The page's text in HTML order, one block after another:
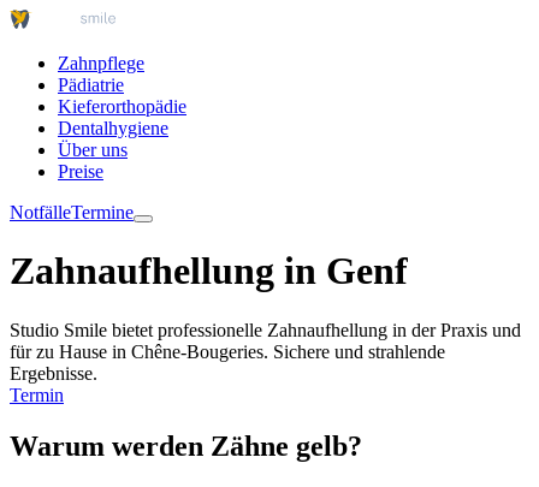
Zahnpflege
Pädiatrie
Kieferorthopädie
Dentalhygiene
Über uns
Preise
NotfälleTermine
Zahnaufhellung in Genf
Studio Smile bietet professionelle Zahnaufhellung in der Praxis und
für zu Hause in Chêne-Bougeries. Sichere und strahlende
Ergebnisse.
Termin
Warum werden Zähne gelb?